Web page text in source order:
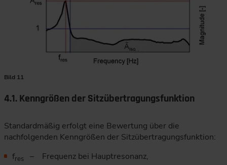
Bild 11
4.1. Kenngrößen der Sitzübertragungsfunktion
Standardmäßig erfolgt eine Bewertung über die
nachfolgenden Kenngrößen der Sitzübertragungsfunktion:
fres
– Frequenz bei Hauptresonanz,